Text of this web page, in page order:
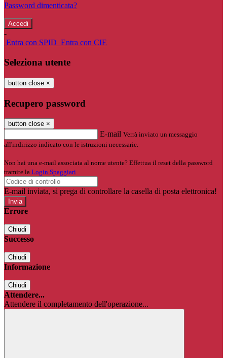
Password dimenticata?
-
Entra con SPID Entra con CIE
Seleziona utente
button close ×
Recupero password
button close ×
E-mail Verrà inviato un messaggio
all'indirizzo indicato con le istruzioni necessarie.
Non hai una e-mail associata al nome utente? Effettua il reset della password
tramite la Login Spaggiari
E-mail inviata, si prega di controllare la casella di posta elettronica!
Errore
Chiudi
Successo
Chiudi
Informazione
Chiudi
Attendere...
Attendere il completamento dell'operazione...